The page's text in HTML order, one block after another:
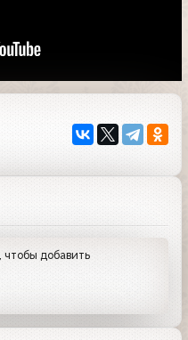
, чтобы добавить